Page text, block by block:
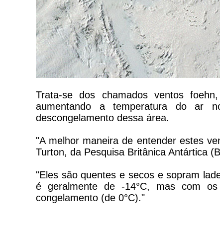
Trata-se dos chamados ventos
aumentando a temperatura do ar
descongelamento dessa área.
"A melhor maneira de entender estes
Turton, da Pesquisa Britânica Antártica
"Eles são quentes e secos e sopram
é geralmente de -14°C, mas com
congelamento (de 0°C)."